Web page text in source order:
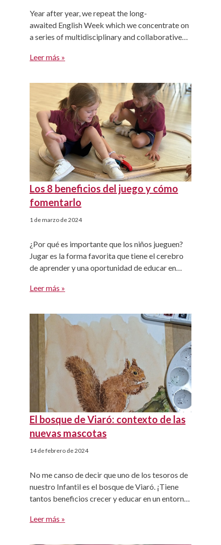
Year after year, we repeat the long-
awaited English Week which we concentrate on
a series of multidisciplinary and collaborative
educational community. During the week, we
participate in any activity adapted to the little
ones in the foreign language. English Week
2024: […]
Leer más »
Los 8 beneficios del juego y cómo
fomentarlo
1 de marzo de 2024
¿Por qué es importante que los niños jueguen?
Jugar es la forma favorita que tiene el cerebro
de aprender y una oportunidad de educar en
juego? 1. Permite desarrollar sus habilidades
experimentan con distintas emociones,
agradables y desagradables, en un contexto que
tienen […]
Leer más »
El bosque de Viaró: contexto de las
nuevas mascotas
14 de febrero de 2024
No me canso de decir que uno de los tesoros de
nuestro Infantil es el bosque de Viaró. ¡Tiene
tantos beneficios crecer y educar en un entorno
llevada a cabo este verano- ha permitido
Leer más »